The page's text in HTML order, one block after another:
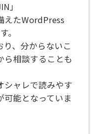
」
えたWordPress
。
、分からないこ
ら相談することも
シャレで読みやす
可能となっていま